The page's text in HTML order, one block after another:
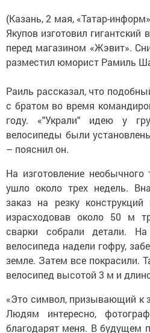
(Казань, 2 мая, «Татар-
Якупов изготовил гигантский
перед магазином «Жэвит».
разместил юморист Рамиль
Раиль рассказал, что
с братом во время
году. «"Украли" идею у
велосипеды были
– пояснил он.
На изготовление необычного
ушло около трех недель.
заказ на резку конструкций
израсходовав около 50 м
сварки собрали детали. На
велосипеда надели гофру,
земле. Затем все покрасили.
велосипед высотой 3 м и
«Это символ, призывающий к
Людям интересно,
благодарят меня. В будущем